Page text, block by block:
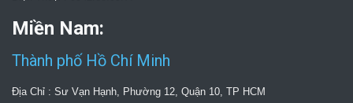
Miền Nam:
Thành phố Hồ Chí Minh
Địa Chỉ : Sư Vạn Hạnh, Phường 12, Quận 10, TP HCM